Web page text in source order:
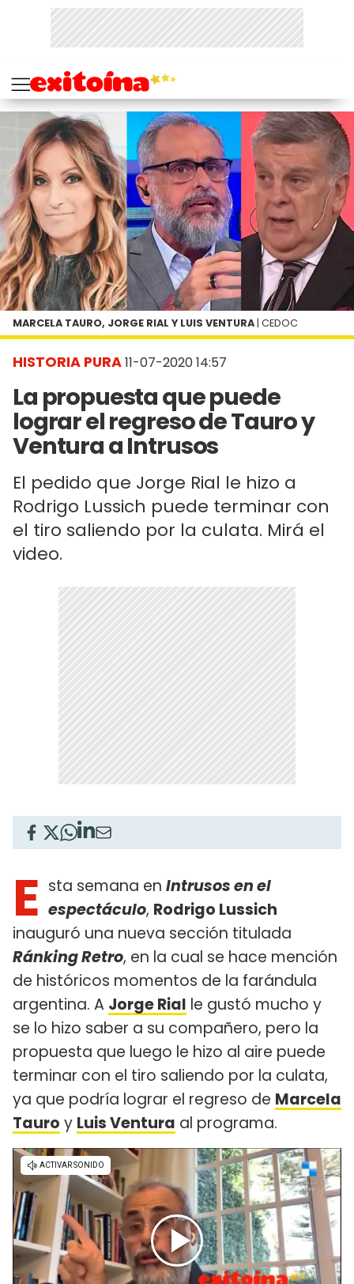
HISTORIA PURA11-07-2020 14:57
La propuesta que puede
lograr el regreso de Tauro y
Ventura a Intrusos
El pedido que Jorge Rial le hizo a
Rodrigo Lussich puede terminar con
el tiro saliendo por la culata. Mirá el
video.
MARCELA TAURO, JORGE RIAL Y LUIS VENTURA | CEDOC
E sta semana en Intrusos en el
espectáculo, Rodrigo Lussich
inauguró una nueva sección titulada
Ránking Retro, en la cual se hace mención
de históricos momentos de la farándula
argentina. A Jorge Rial le gustó mucho y
se lo hizo saber a su compañero, pero la
propuesta que luego le hizo al aire puede
terminar con el tiro saliendo por la culata,
ya que podría lograr el regreso de Marcela
Tauro y Luis Ventura al programa.